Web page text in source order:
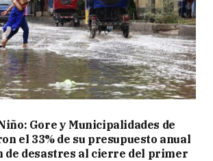
Gore y Municipalidades de
el 33% de su presupuesto anual
de desastres al cierre del primer